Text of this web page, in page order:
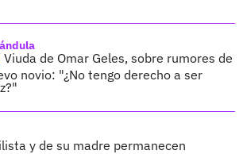
Viuda de Omar Geles, sobre rumores de
novio: "¿No tengo derecho a ser
y de su madre permanecen